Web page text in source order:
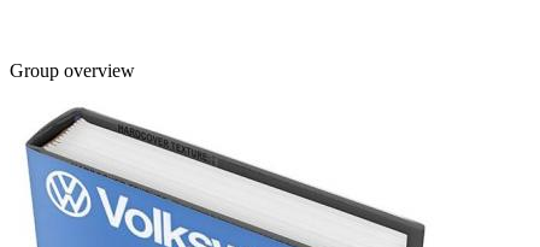
Group overview